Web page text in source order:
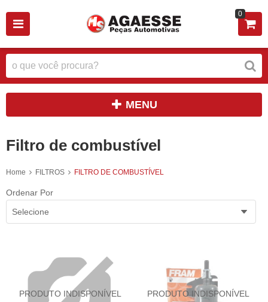
0
MENU
Filtro de combustível
Home FILTROS FILTRO DE COMBUSTÍVEL
Ordenar Por
Selecione